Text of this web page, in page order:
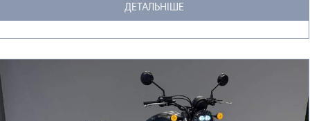
ДЕТАЛЬНІШЕ